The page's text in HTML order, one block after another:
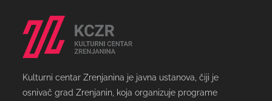
Kulturni centar Zrenjanina je javna ustanova, čiji je
osnivač grad Zrenjanin, koja organizuje programe